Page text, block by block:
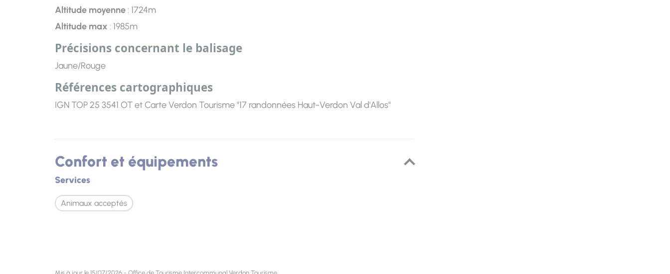
Altitude moyenne: 1724m
Altitude max : 1985m
Précisions concernant le balisage
Jaune/Rouge
Références cartographiques
IGN TOP 25 3541 OT et Carte Verdon Tourisme "17 randonnées Haut-Verdon Val d'Allos"
Confort et équipements
Services
Animaux acceptés